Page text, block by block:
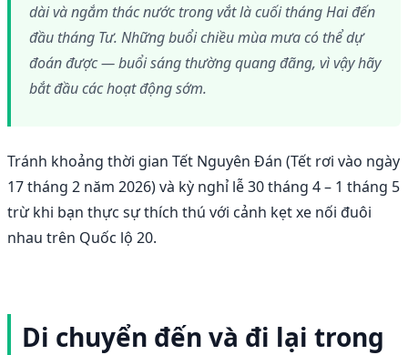
dài và ngắm thác nước trong vắt là cuối tháng Hai đến
đầu tháng Tư. Những buổi chiều mùa mưa có thể dự
đoán được — buổi sáng thường quang đãng, vì vậy hãy
bắt đầu các hoạt động sớm.
Tránh khoảng thời gian Tết Nguyên Đán (Tết rơi vào ngày
17 tháng 2 năm 2026) và kỳ nghỉ lễ 30 tháng 4 – 1 tháng 5
trừ khi bạn thực sự thích thú với cảnh kẹt xe nối đuôi
nhau trên Quốc lộ 20.
Di chuyển đến và đi lại trong